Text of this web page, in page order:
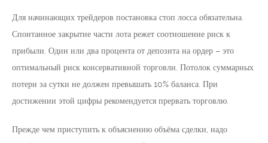
Для начинающих трейдеров постановка стоп лосса обязательна.
Спонтанное закрытие части лота режет соотношение риск к
прибыли. Один или два процента от депозита на ордер – это
оптимальный риск консервативной торговли. Потолок суммарных
потери за сутки не должен превышать 10% баланса. При
достижении этой цифры рекомендуется прервать торговлю.
Прежде чем приступить к объяснению объёма сделки, надо